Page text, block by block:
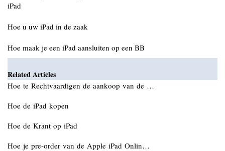
iPad
Hoe u uw iPad in de zaak
Hoe maak je een iPad aansluiten op een BB
Related Articles
Hoe te Rechtvaardigen de aankoop van de …
Hoe de iPad kopen
Hoe de Krant op iPad
Hoe je pre-order van de Apple iPad Onlin…